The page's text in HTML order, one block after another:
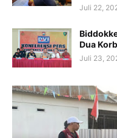
Juli 22,
Dua
Juli 23,